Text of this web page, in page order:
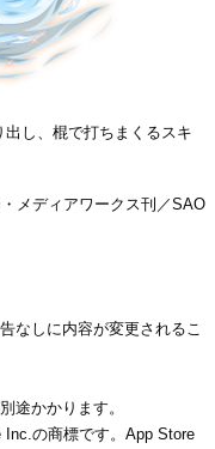
し、棍で打ちまくるスキ
メディアワークス刊／SAO
なしに内容が変更されるこ
途かかります。
の商標です。App Store